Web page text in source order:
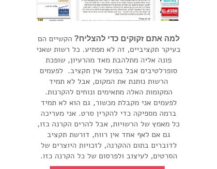
למה אתם זקוקים כדי להצליח? הקשיים הם
בעיקר תקציביים, זה לא מפתיע. כל רשות שאני
פונה אליה מתלהבת מאד מהרעיון, שופכת
סופרלטיבים אבל בפועל אין תקציב. לפעמים
הרשות נותנת את המקום, אבל לא תמיד
המקומות האלה מתאימים ונוחים להקרנות.
לפעמים אני מקבלת מכשור, גם הוא לא תמיד
ברמה מספיקה כדי להקרין סרט. אני מעריכה
כל מאמץ של הרשויות, אבל להרים הקרנה כזו,
גם אם לאף אחד אין רווח, דורשת תקציב
לדוברים בתום ההקרנה, לזכויות היוצרים של
הסרטים, לעיצוב ולפרסום של כל הקרנה כזו.